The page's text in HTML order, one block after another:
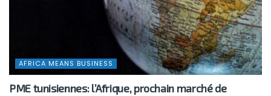
AFRICA MEANS BUSINESS
PME tunisiennes: l’Afrique, prochain marché de